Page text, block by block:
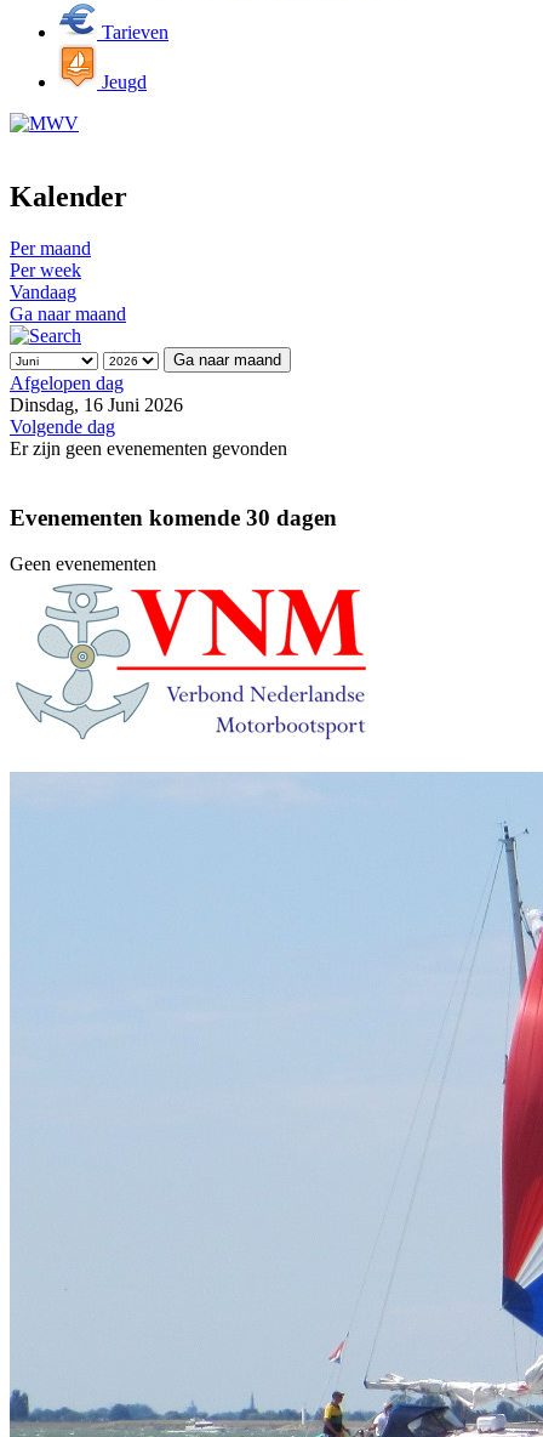
Tarieven
Jeugd
Kalender
Per maand
Per week
Vandaag
Ga naar maand
Ga naar maand
Afgelopen dag
Dinsdag, 16 Juni 2026
Volgende dag
Er zijn geen evenementen gevonden
Evenementen komende 30 dagen
Geen evenementen